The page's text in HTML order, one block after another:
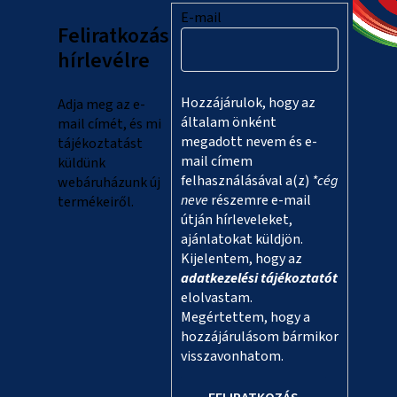
Feliratkozás
hírlevélre
Adja meg az e-
mail címét, és mi
tájékoztatást
küldünk
webáruházunk új
termékeiről.
E-mail
Hozzájárulok, hogy az
általam önként
megadott nevem és e-
mail címem
felhasználásával a(z) *cég
neverészemre e-mail
útján hírleveleket,
ajánlatokat küldjön.
Kijelentem, hogy az
adatkezelési tájékoztatót
elolvastam.
Megértettem, hogy a
hozzájárulásom bármikor
visszavonhatom.